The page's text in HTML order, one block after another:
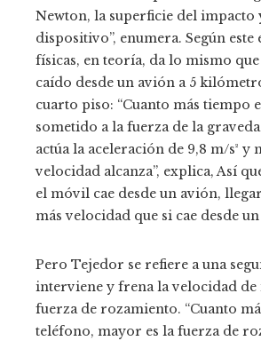
Newton, la superficie del impacto
dispositivo”, enumera. Según este
físicas, en teoría, da lo mismo
caído desde un avión a 5
cuarto piso: “Cuanto más tiempo
sometido a la fuerza de la
actúa la aceleración de 9,8 m/s² y
velocidad alcanza”, explica, Así
el móvil cae desde un avión,
más velocidad que si cae desde
Pero Tejedor se refiere a una
interviene y frena la velocidad de
fuerza de rozamiento. “Cuanto
teléfono, mayor es la fuerza de